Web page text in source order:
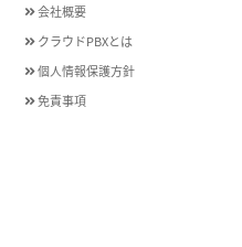
会社概要
クラウドPBXとは
個人情報保護方針
免責事項